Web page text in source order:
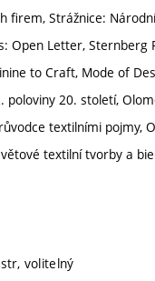
firem, Strážnice:
Open Letter, Sternberg
to Craft, Mode of
poloviny 20. století,
textilními pojmy,
textilní tvorby a
volitelný